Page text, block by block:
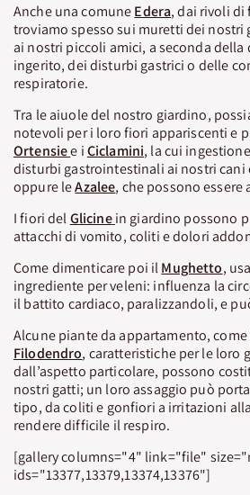
Anche una comuneEdera, dai rivoli di
troviamo spesso sui muretti dei
ai nostri piccoli amici, a seconda
ingerito, dei disturbi gastrici o delle
respiratorie.
Tra le aiuole del nostro giardino,
notevoli per i loro fiori appariscenti e
Ortensiee iCiclamini, la cui
disturbi gastrointestinali ai nostri cani
oppure leAzalee, che possono
I fiori delGlicine in giardino possono
attacchi di vomito, coliti e dolori
Come dimenticare poi ilMughetto,
ingrediente per veleni: influenza la
il battito cardiaco, paralizzandoli, e
Alcune piante da appartamento, come
Filodendro, caratteristiche per le loro
dall’aspetto particolare, possono
nostri gatti; un loro assaggio può
tipo, da coliti e gonfiori a irritazioni
rendere difficile il respiro.
[gallery columns="4" link="file"
ids="13377,13379,13374,13376"]